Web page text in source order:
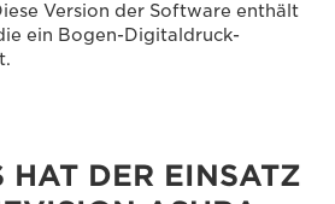
Version der Software enthält
ein Bogen-Digitaldruck-
HAT DER EINSATZ